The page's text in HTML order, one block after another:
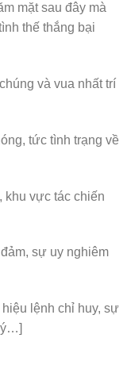
mặt sau đây mà
thế thắng bại
và vua nhất trí
tức tình trạng về
khu vực tác chiến
sự uy nghiêm
lệnh chỉ huy, sự